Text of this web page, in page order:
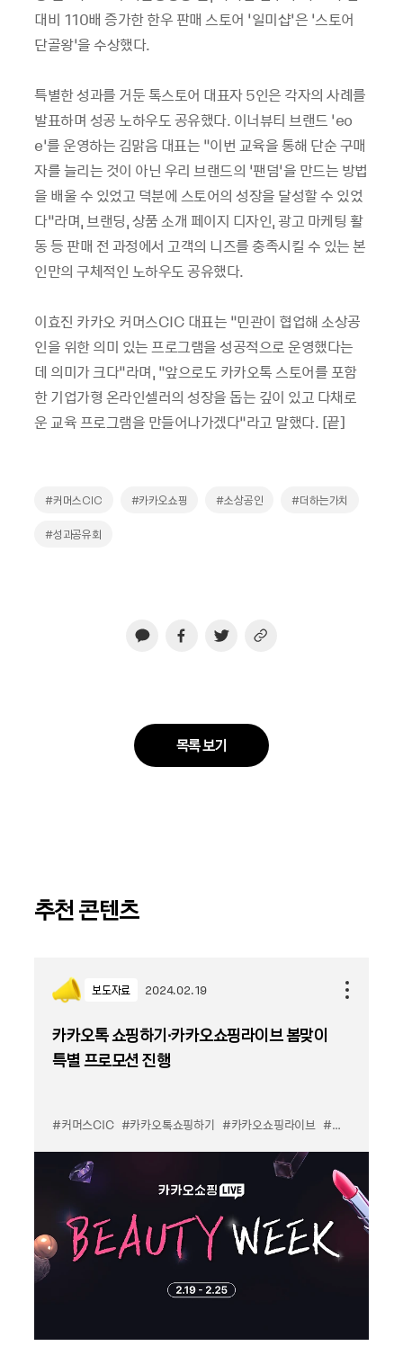
대비 110배 증가한 한우 판매 스토어 ‘일미샵’은 ‘스토어
단골왕’을 수상했다.
특별한 성과를 거둔 톡스토어 대표자 5인은 각자의 사례를
발표하며 성공 노하우도 공유했다. 이너뷰티 브랜드 ‘eo
e’를 운영하는 김맑음 대표는 “이번 교육을 통해 단순 구매
자를 늘리는 것이 아닌 우리 브랜드의 ‘팬덤’을 만드는 방법
을 배울 수 있었고 덕분에 스토어의 성장을 달성할 수 있었
다”라며, 브랜딩, 상품 소개 페이지 디자인, 광고 마케팅 활
동 등 판매 전 과정에서 고객의 니즈를 충족시킬 수 있는 본
인만의 구체적인 노하우도 공유했다.
이효진 카카오 커머스CIC 대표는 “민관이 협업해 소상공
인을 위한 의미 있는 프로그램을 성공적으로 운영했다는
데 의미가 크다”라며, “앞으로도 카카오톡 스토어를 포함
한 기업가형 온라인셀러의 성장을 돕는 깊이 있고 다채로
운 교육 프로그램을 만들어나가겠다”라고 말했다. [끝]
#커머스CIC #카카오쇼핑 #소상공인 #더하는가치
#성과공유회
목록 보기
추천 콘텐츠
보도자료 2024.02.19
카카오톡 쇼핑하기∙카카오쇼핑라이브 봄맞이
특별 프로모션 진행
#커머스CIC #카카오톡쇼핑하기 #카카오쇼핑라이브 #프로모션